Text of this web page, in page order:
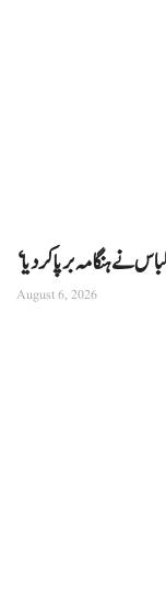
نے ہنگامہ برپا کردیا
August 6, 2026